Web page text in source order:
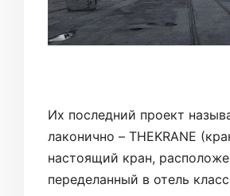
Их последний проект
лаконично – THEKRANE
настоящий кран,
переделанный в отель